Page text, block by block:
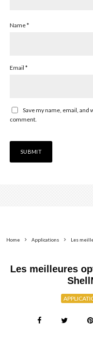
Name*
Email *
Save my name, email,
comment.
Home Applications Les
Les meilleures